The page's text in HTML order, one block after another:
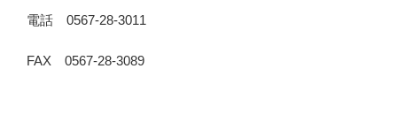
電話 0567-28-3011
FAX 0567-28-3089